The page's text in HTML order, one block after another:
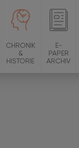
CHRONIK
&
HISTORIE
E-
PAPER
ARCHIV